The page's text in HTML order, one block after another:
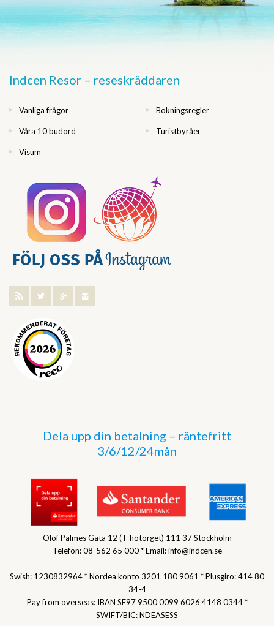
Indcen Resor – reseskräddaren
Vanliga frågor Bokningsregler
Våra 10 budord Turistbyråer
Visum
Dela upp din betalning – räntefritt
3/6/12/24mån
Olof Palmes Gata 12 (T-hötorget) 111 37 Stockholm
Telefon: 08-562 65 000 * Email: info@indcen.se
Swish: 1230832964 * Nordea konto 3201 180 9061 * Plusgiro: 414 80
34-4
Pay from overseas: IBAN SE97 9500 0099 6026 4148 0344 *
SWIFT/BIC: NDEASESS